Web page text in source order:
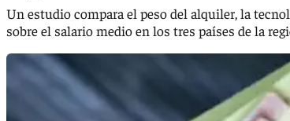
Un estudio compara el peso del alquiler, la
sobre el salario medio en los tres países de la